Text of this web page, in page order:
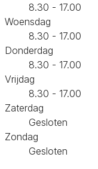
8.30 - 17.00
Woensdag
8.30 - 17.00
Donderdag
8.30 - 17.00
Vrijdag
8.30 - 17.00
Zaterdag
Gesloten
Zondag
Gesloten